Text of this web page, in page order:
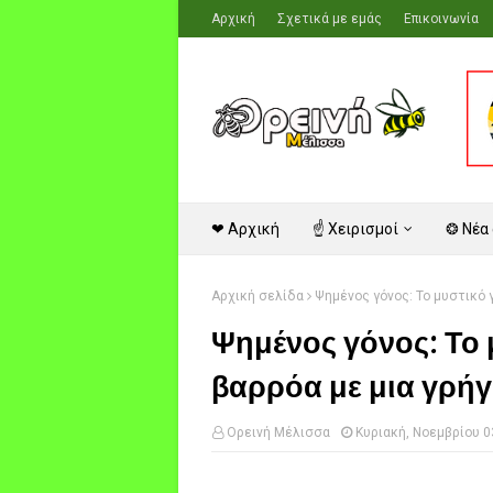
Αρχική Σχετικά με εμάς Επικοινωνία
❤ Αρχική ☝ Χειρισμοί ❂ Νέα
Αρχική σελίδα Ψημένος γόνος: Το μυστικό
Ψημένος γόνος: Το
βαρρόα με μια
Ορεινή Μέλισσα Κυριακή, Νοεμβρίου